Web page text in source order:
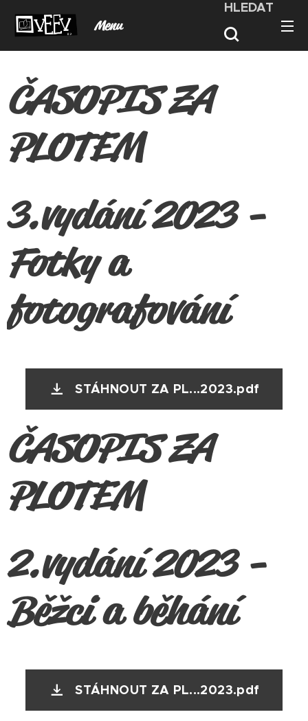
Menu
HLEDAT
ČASOPIS ZA
PLOTEM
3.vydání 2023 -
Fotky a
fotografování
STÁHNOUT ZA PL...2023.pdf
ČASOPIS ZA
PLOTEM
2.vydání 2023 -
Běžci a běhání
STÁHNOUT ZA PL...2023.pdf